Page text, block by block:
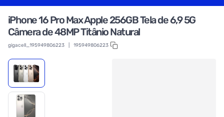
iPhone 16 Pro Max Apple 256GB Tela de 6,9 5G
Câmera de 48MP Titânio Natural
gigacell_195949806223 195949806223